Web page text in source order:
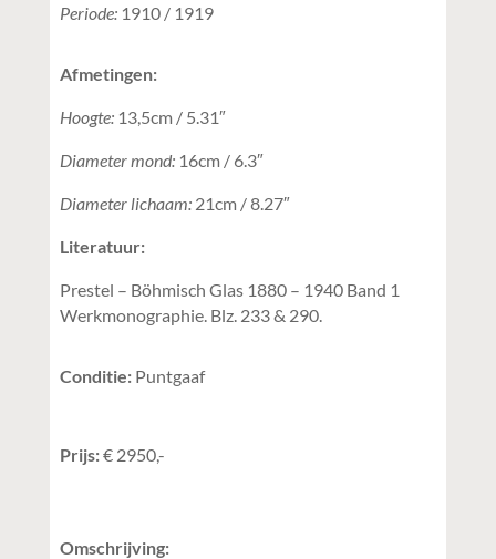
Periode:1910 / 1919
Afmetingen:
Hoogte: 13,5cm / 5.31″
Diameter mond:16cm / 6.3″
Diameter lichaam: 21cm / 8.27″
Literatuur:
Prestel – Böhmisch Glas 1880 – 1940 Band 1
Werkmonographie. Blz. 233 & 290.
Conditie:Puntgaaf
Prijs:€ 2950,-
Omschrijving: